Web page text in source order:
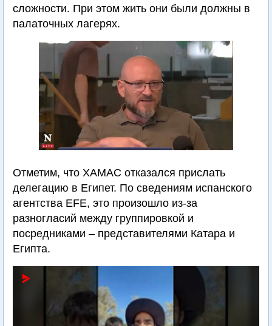
сложности. При этом жить они были должны в
палаточных лагерях.
Отметим, что ХАМАС отказался прислать
делегацию в Египет. По сведениям испанского
агентства EFE, это произошло из-за
разногласий между группировкой и
посредниками – представителями Катара и
Египта.